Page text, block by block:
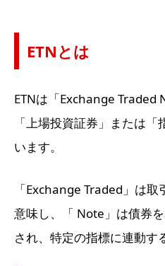
ETNとは
ETNは「Exchange Traded
「上場投資証券」または
います。
「Exchange Traded」は
意味し、「 Note」は債券
され、特定の指標に連動す